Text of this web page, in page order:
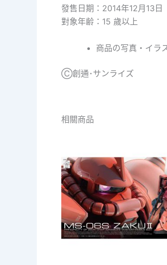
發售日期：2014年12月13日
對象年齢：15 歲以上
商品の写真・イラ
Ⓒ創通･サンライズ
相關商品